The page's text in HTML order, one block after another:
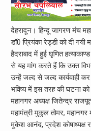
देहरादून। हिन्दू जागरण मंच
डॉ0 प्रियंका रेड्डी को दी गयी
हैदराबाद में हुई घृणित
से यह मांग करते हैं कि उक्त
उन्हें जल्द से जल्द कार्यवाही
भविष्य में इस तरह की घटना
महानगर अध्यक्ष जितेन्द्र
महामंत्री मुकुल तोमर, महानगर
मुकेश आनंद, प्रदेश कोषाध्यक्ष